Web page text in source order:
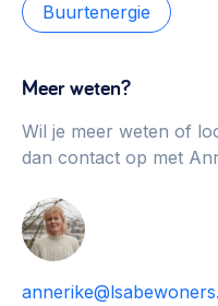
Buurtenergie
Meer weten?
Wil je meer weten of
dan contact op met